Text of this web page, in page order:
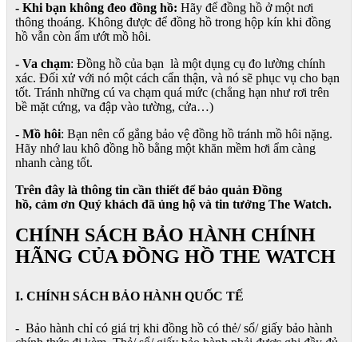
- Khi bạn không đeo đồng hồ: Hãy để đồng hồ ở một nơi
thông thoáng. Không được để đồng hồ trong hộp kín khi đồng
hồ vẫn còn ẩm ướt mồ hôi.
- Va chạm: Đồng hồ của bạn là một dụng cụ đo lường chính
xác. Đối xử với nó một cách cẩn thận, và nó sẽ phục vụ cho bạn
tốt. Tránh những cú va chạm quá mức (chẳng hạn như rơi trên
bề mặt cứng, va đập vào tường, cửa…)
- Mồ hôi: Bạn nên cố gắng bảo vệ đồng hồ tránh mồ hôi nặng.
Hãy nhớ lau khô đồng hồ bằng một khăn mềm hơi ẩm càng
nhanh càng tốt.
Trên đây là thông tin cần thiết để bảo quản Đồng
hồ, cảm ơn Quý khách đã ủng hộ và tin tưởng The Watch.
CHÍNH SÁCH BẢO HÀNH CHÍNH
HÃNG CỦA ĐỒNG HỒ THE WATCH
I. CHÍNH SÁCH BẢO HÀNH QUỐC TẾ
- Bảo hành chỉ có giá trị khi đồng hồ có thẻ/ sổ/ giấy bảo hành